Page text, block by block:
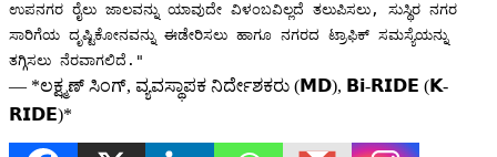
ಉಪನಗರ ರೈಲು ಜಾಲವನ್ನು ಯಾವುದೇ ವಿಳಂಬವಿಲ್ಲದೆ ತಲುಪಿಸಲು, ಸುಸ್ಥಿರ ನಗರ
ಸಾರಿಗೆಯ ದೃಷ್ಟಿಕೋನವನ್ನು ಈಡೇರಿಸಲು ಹಾಗೂ ನಗರದ ಟ್ರಾಫಿಕ್ ಸಮಸ್ಯೆಯನ್ನು
ತಗ್ಗಿಸಲು ನೆರವಾಗಲಿದೆ."
— *ಲಕ್ಷ್ಮಣ್‌ ಸಿಂಗ್‌, ವ್ಯವಸ್ಥಾಪಕ ನಿರ್ದೇಶಕರು (𝗠𝗗), 𝗕𝗶-𝗥𝗜𝗗𝗘 (𝗞-
𝗥𝗜𝗗𝗘)*